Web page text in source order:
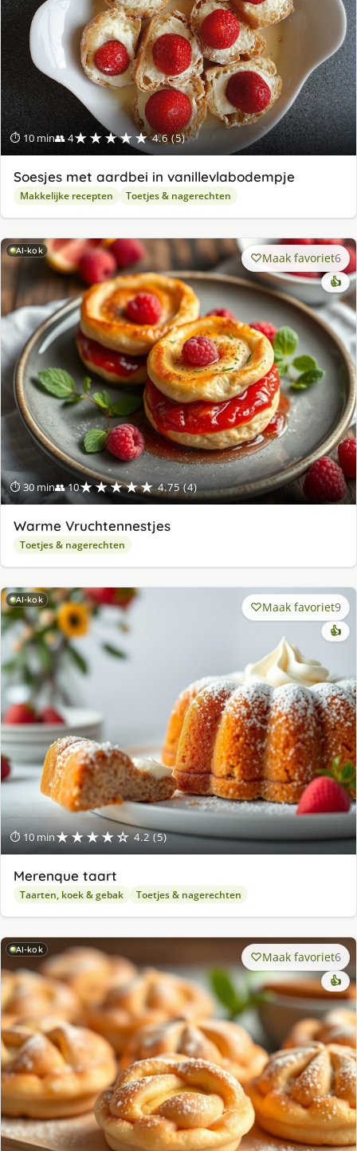
⏱ 10 min👥 4★★★★★ 4.6 (5)
Soesjes met aardbei in vanillevlabodempje
Makkelijke recepten Toetjes & nagerechten
AI-kok
⏱ 30 min👥 10★★★★★ 4.75 (4)
Maak favoriet6
👍
Warme Vruchtennestjes
Toetjes & nagerechten
AI-kok
⏱ 10 min★★★★☆ 4.2 (5)
Maak favoriet9
👍
Merenque taart
Taarten, koek & gebak Toetjes & nagerechten
AI-kok Maak favoriet6
👍